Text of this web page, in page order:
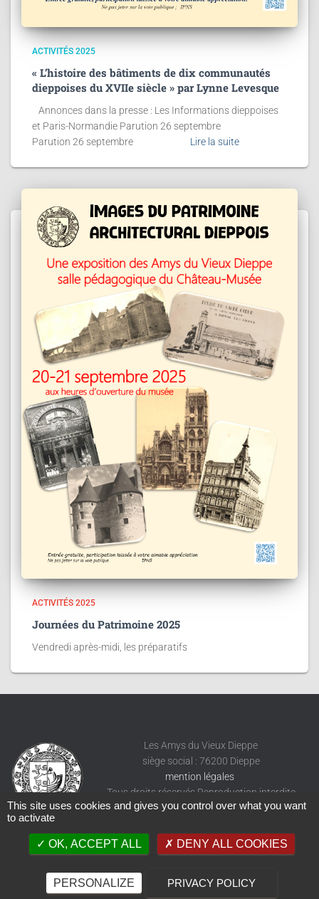
ACTIVITÉS 2025
« L’histoire des bâtiments de dix communautés
dieppoises du XVIIe siècle » par Lynne Levesque
Annonces dans la presse : Les Informations dieppoises
et Paris-Normandie Parution 26 septembre
Parution 26 septembre
Lire la suite
ACTIVITÉS 2025
Journées du Patrimoine 2025
Vendredi après-midi, les préparatifs
Les Amys du Vieux Dieppe
siège social : 76200 Dieppe
mention légales
Tous droits réservés Reproduction interdite
This site uses cookies and gives you control over what you want
to activate
OK, ACCEPT ALL DENY ALL COOKIES
PERSONALIZE PRIVACY POLICY